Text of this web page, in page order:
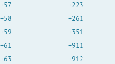
+57
+58
+59
+61
+63
+223
+261
+351
+911
+912